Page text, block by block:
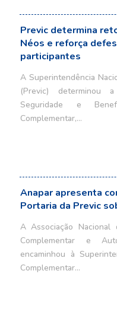
Previc determina
Néos e reforça
participantes
A Superintendência
(Previc) determinou
Seguridade e
Complementar,…
Anapar apresenta
Portaria da Previc
A Associação Nacional
Complementar e
encaminhou à
Complementar…